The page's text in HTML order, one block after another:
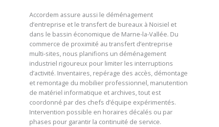
Accordem assure aussi le déménagement
d’entreprise et le transfert de bureaux à Noisiel et
dans le bassin économique de Marne-la-Vallée. Du
commerce de proximité au transfert d’entreprise
multi-sites, nous planifions un déménagement
industriel rigoureux pour limiter les interruptions
d’activité. Inventaires, repérage des accès, démontage
et remontage du mobilier professionnel, manutention
de matériel informatique et archives, tout est
coordonné par des chefs d’équipe expérimentés.
Intervention possible en horaires décalés ou par
phases pour garantir la continuité de service.